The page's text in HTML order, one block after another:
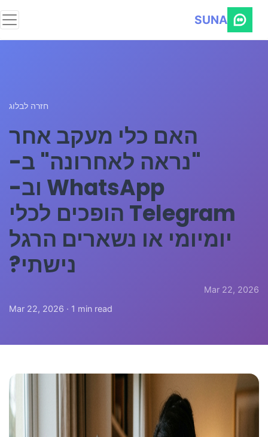
SUNA
חזרה לבלוג
האם כלי מעקב אחר
"נראה לאחרונה" ב-
WhatsApp וב-
Telegram הופכים לכלי
יומיומי או נשארים הרגל
נישתי?
Mar 22, 2026
Mar 22, 2026 · 1 min read